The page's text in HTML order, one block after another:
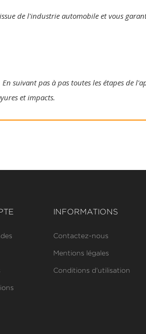
de l'industrie automobile et vous
suivant pas à pas toutes les étapes de
et impacts.
INFORMATIONS
Contactez-nous
Mentions légales
Conditions d'utilisation